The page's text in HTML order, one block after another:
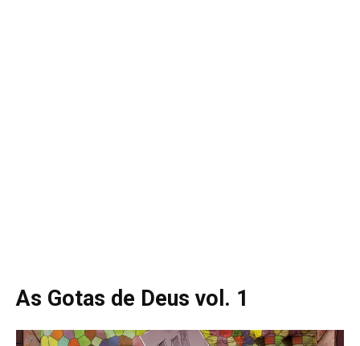
As Gotas de Deus vol. 1